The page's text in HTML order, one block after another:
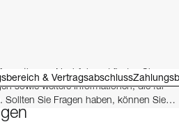
Nachfolgend finden Sie
sowie weitere Informationen, die für
Sollten Sie Fragen haben, können Sie
kontaktieren – wir helfen Ihnen
& Vertragsabschluss